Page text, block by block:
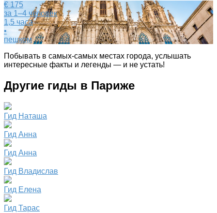
€ 175
за 1–4 человек
1,5 часа
•
пешком
Побывать в самых-самых местах города, услышать
интересные факты и легенды — и не устать!
Другие гиды в Париже
Гид Наташа
Гид Анна
Гид Анна
Гид Владислав
Гид Елена
Гид Тарас